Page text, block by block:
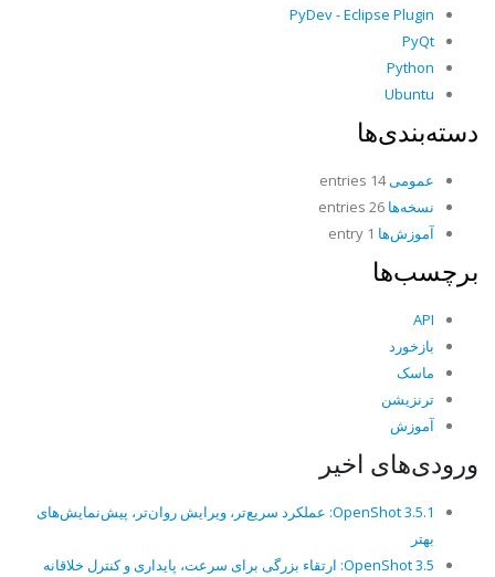
PyDev - Eclipse Plugin
PyQt
Python
Ubuntu
دسته‌بندی‌ها
عمومی14 entries
نسخه‌ها
آموزش‌ها
برچسب‌ها
API
بازخورد
ماسک
ترنزیشن
آموزش
ورودی‌های اخیر
OpenShot 3.5.1: عملکرد سریع‌تر، ویرایش روان‌تر، پیش‌نمایش‌های
بهتر
OpenShot 3.5: ارتقاء بزرگی برای سرعت، پایداری و کنترل خلاقانه